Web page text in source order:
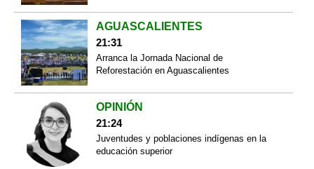
AGUASCALIENTES
21:31
Arranca la Jornada Nacional de
Reforestación en Aguascalientes
OPINIÓN
21:24
Juventudes y poblaciones indígenas en la
educación superior